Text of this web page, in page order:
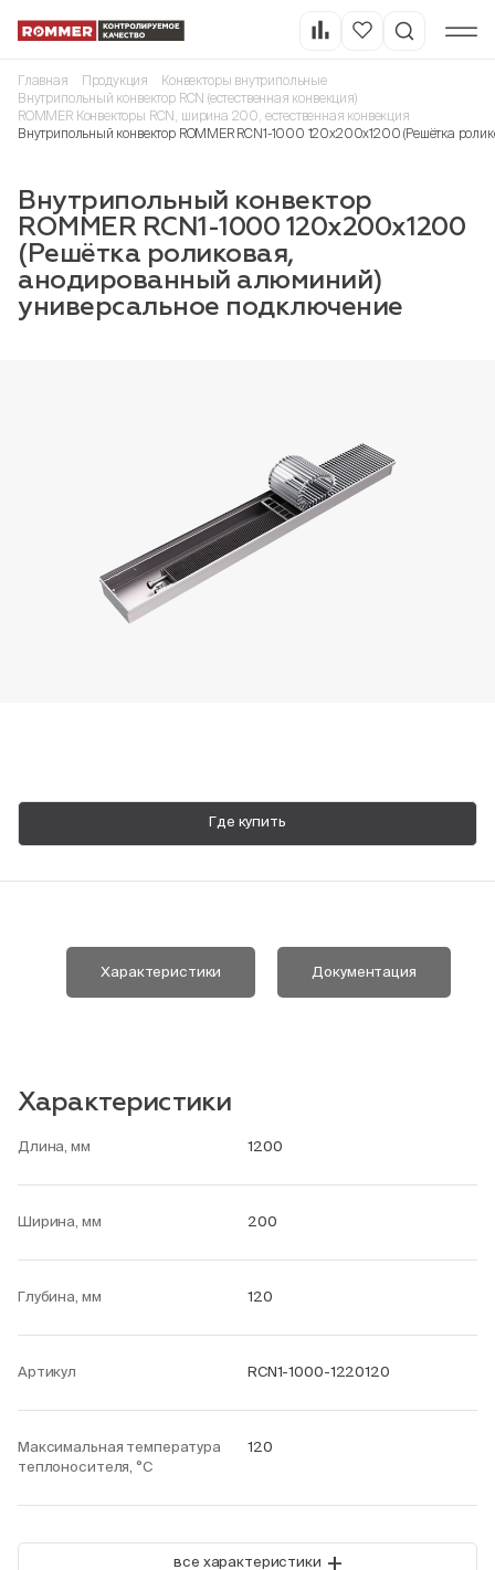
Пн-Пт, 9:00—18:00
Главная Продукция
Конвекторы внутрипольные
Внутрипольный конвектор RCN (естественная конвекция)
ROMMER Конвекторы RCN, ширина 200, естественная конвекция
Внутрипольный конвектор ROMMER RCN1-1000 120х200х1200 (Решётка
Внутрипольный конвектор
ROMMER RCN1-1000 120х200х1200
(Решётка роликовая,
анодированный алюминий)
универсальное подключение
Где купить
Характеристики Документация
Характеристики
Длина, мм 1200
Ширина, мм 200
Глубина, мм 120
Артикул RCN1-1000-1220120
Максимальная температура
теплоносителя, °С
120
все характеристики +